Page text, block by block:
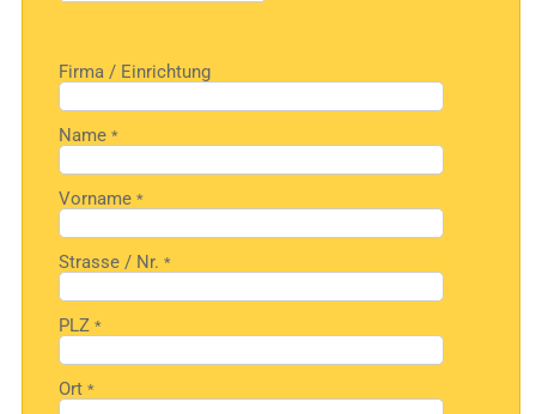
Feld
Firma / Einrichtung
Name*
Vorname*
Strasse / Nr.*
PLZ*
Ort*